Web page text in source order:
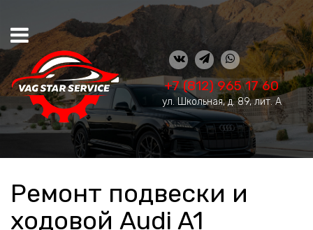
+7 (812) 965 17 60
ул. Школьная, д. 89, лит. А
Ремонт подвески и
ходовой Audi A1